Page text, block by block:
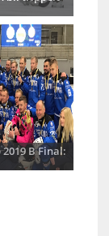
B Final: